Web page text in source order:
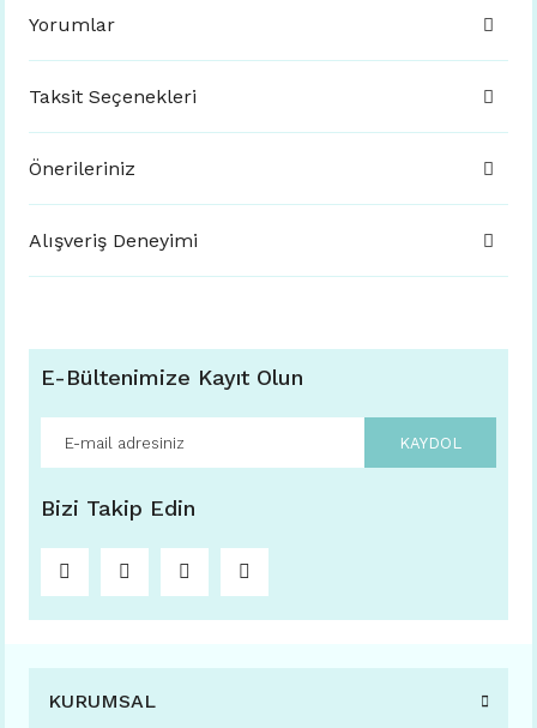
Yorumlar
Taksit Seçenekleri
Önerileriniz
Alışveriş Deneyimi
E-Bültenimize Kayıt Olun
KAYDOL
Bizi Takip Edin
KURUMSAL